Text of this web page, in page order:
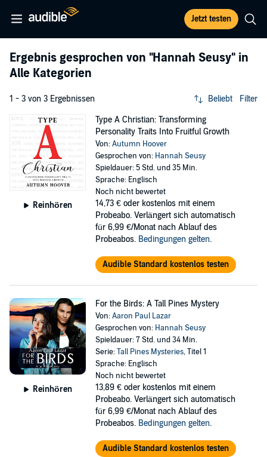
Jetzt testen
Ergebnis gesprochen von "Hannah Seusy" in
Alle Kategorien
1 - 3 von 3 Ergebnissen Beliebt Filter
Reinhören
Type A Christian: Transforming
Personality Traits Into Fruitful Growth
Von:Autumn Hoover
Gesprochen von: Hannah Seusy
Spieldauer: 5 Std. und 35 Min.
Sprache: Englisch
Noch nicht bewertet
14,73 € oder kostenlos mit einem
Probeabo. Verlängert sich automatisch
für 6,99 €/Monat nach Ablauf des
Probeabos. Bedingungen gelten.
Audible Standard kostenlos testen
Reinhören
For the Birds: A Tall Pines Mystery
Von:Aaron Paul Lazar
Gesprochen von: Hannah Seusy
Spieldauer: 7 Std. und 34 Min.
Serie:Tall Pines Mysteries, Titel 1
Sprache: Englisch
Noch nicht bewertet
13,89 € oder kostenlos mit einem
Probeabo. Verlängert sich automatisch
für 6,99 €/Monat nach Ablauf des
Probeabos. Bedingungen gelten.
Audible Standard kostenlos testen